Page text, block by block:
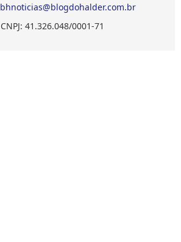
bhnoticias@blogdohalder.com.br
CNPJ: 41.326.048/0001-71